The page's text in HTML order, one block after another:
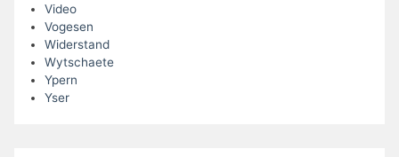
Video
Vogesen
Widerstand
Wytschaete
Ypern
Yser